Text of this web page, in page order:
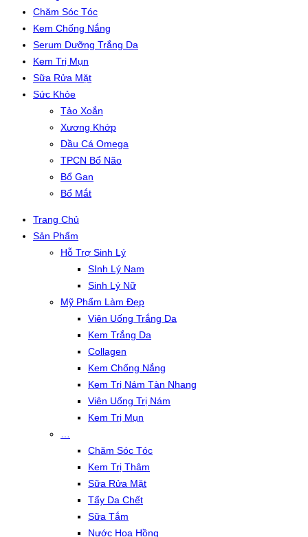
Chăm Sóc Tóc
Kem Chống Nắng
Serum Dưỡng Trắng Da
Kem Trị Mụn
Sữa Rửa Mặt
Sức Khỏe
Tảo Xoắn
Xương Khớp
Dầu Cá Omega
TPCN Bổ Não
Bổ Gan
Bổ Mắt
Trang Chủ
Sản Phẩm
Hỗ Trợ Sinh Lý
SInh Lý Nam
Sinh Lý Nữ
Mỹ Phẩm Làm Đẹp
Viên Uống Trắng Da
Kem Trắng Da
Collagen
Kem Chống Nắng
Kem Trị Nám Tàn Nhang
Viên Uống Trị Nám
Kem Trị Mụn
Chăm Sóc Tóc
Kem Trị Thâm
Sữa Rửa Mặt
Tẩy Da Chết
Sữa Tắm
Nước Hoa Hồng